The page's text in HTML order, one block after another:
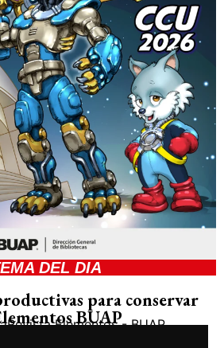
DEL DIA
para conservar
BUAP
Revista Elementos - BUAP